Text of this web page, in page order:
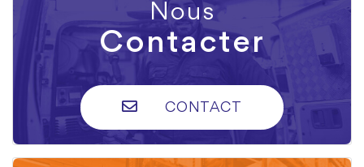
Nous
Contacter
CONTACT